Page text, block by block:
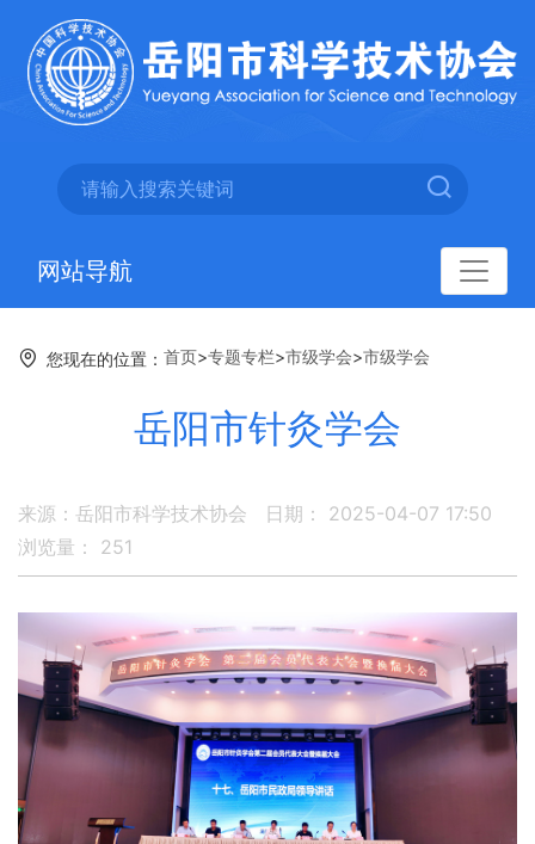
网站导航
您现在的位置： 首页>专题专栏>市级学会>市级学会
岳阳市针灸学会
来源：岳阳市科学技术协会
日期： 2025-04-07 17:50
浏览量： 251